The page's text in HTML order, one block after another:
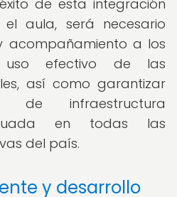
de esta integración
aula, será necesario
acompañamiento a los
efectivo de las
así como garantizar
de infraestructura
en todas las
del país.
y desarrollo